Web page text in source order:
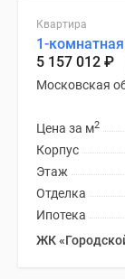
Квартира
1-
5 157 012 ₽
Московская
Цена за м2
Корпус
Этаж
Отделка
Ипотека
ЖК